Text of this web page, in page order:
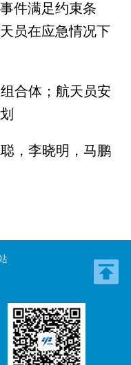
件满足约束条
员在应急情况下
合体；航天员安
，李晓明，马鹏